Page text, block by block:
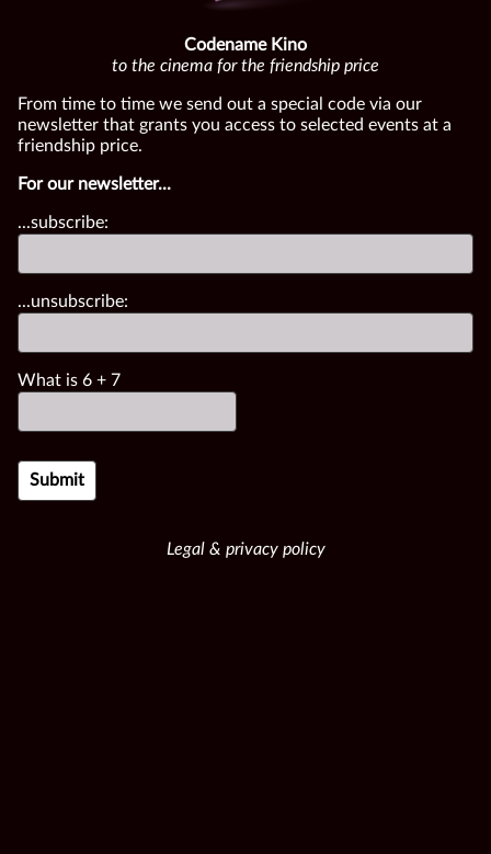
Codename Kino
to the cinema for the friendship price
From time to time we send out a special code via our
newsletter that grants you access to selected events at a
friendship price.
For our newsletter...
...subscribe:
...unsubscribe:
What is 6 + 7
Legal & privacy policy